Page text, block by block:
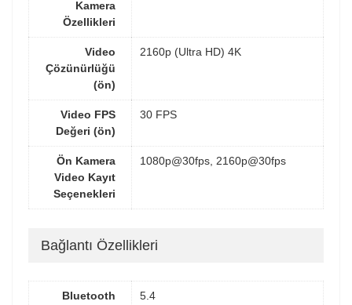
Kamera
Özellikleri
Video
Çözünürlüğü
(ön)
2160p (Ultra HD) 4K
Video FPS
Değeri (ön)
30 FPS
Ön Kamera
Video Kayıt
Seçenekleri
1080p@30fps, 2160p@30fps
Bağlantı Özellikleri
Bluetooth
5.4